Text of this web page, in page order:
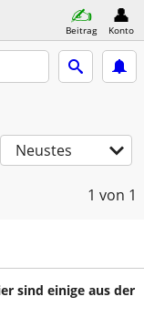
Beitrag Konto
Neustes
1 von 1
sind einige aus der